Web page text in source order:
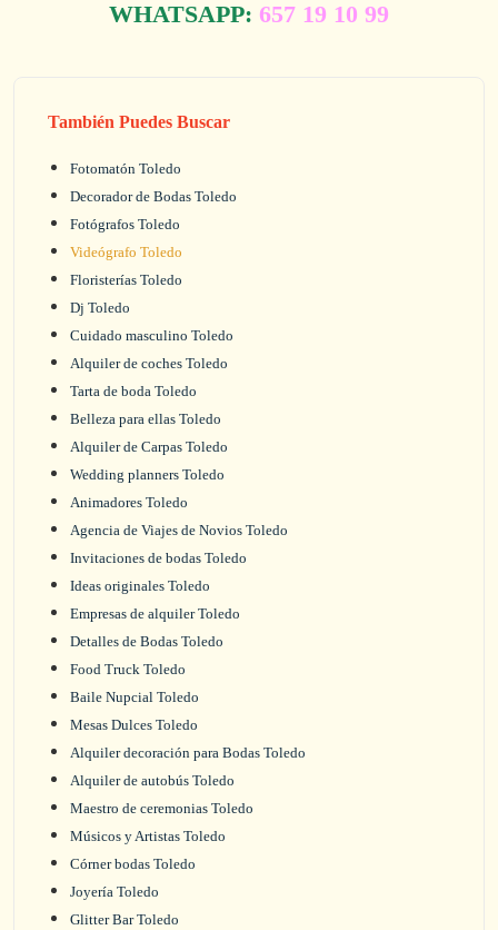
WHATSAPP: 657 19 10 99
También Puedes Buscar
Fotomatón Toledo
Decorador de Bodas Toledo
Fotógrafos Toledo
Videógrafo Toledo
Floristerías Toledo
Dj Toledo
Cuidado masculino Toledo
Alquiler de coches Toledo
Tarta de boda Toledo
Belleza para ellas Toledo
Alquiler de Carpas Toledo
Wedding planners Toledo
Animadores Toledo
Agencia de Viajes de Novios Toledo
Invitaciones de bodas Toledo
Ideas originales Toledo
Empresas de alquiler Toledo
Detalles de Bodas Toledo
Food Truck Toledo
Baile Nupcial Toledo
Mesas Dulces Toledo
Alquiler decoración para Bodas Toledo
Alquiler de autobús Toledo
Maestro de ceremonias Toledo
Músicos y Artistas Toledo
Córner bodas Toledo
Joyería Toledo
Glitter Bar Toledo